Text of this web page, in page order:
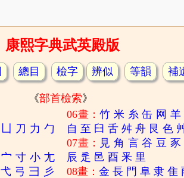
康熙字典武英殿版
總目 檢字 辨似 等韻 補
《部首檢索》
凵 刀 力 勹
宀 寸 小 尢
弋 弓 彐 彡
06畫：竹 米 糸 缶 网 羊
自 至 臼 舌 舛 舟 艮 色
07畫： 見 角 言 谷 豆 豕
辰 辵 邑 酉 釆 里
08畫：金 長 門 阜 隶 隹